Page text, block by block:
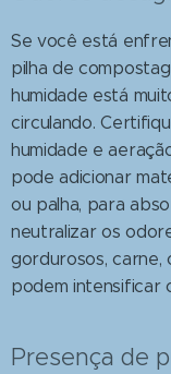
Se você está
pilha de
humidade está
circulando.
humidade e
pode adicionar
ou palha, para
neutralizar os
gordurosos, carne,
podem intensificar
Presença de